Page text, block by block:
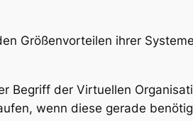
Größenvorteilen ihrer
Begriff der Virtuellen
wenn diese gerade